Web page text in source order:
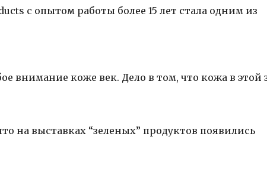
с опытом работы более 15 лет стала одним из
внимание коже век. Дело в том, что кожа в этой
на выставках “зеленых” продуктов появились